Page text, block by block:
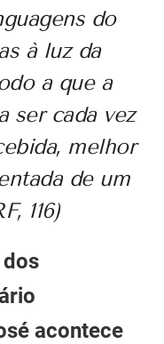
do
à luz da
a que a
ser cada vez
melhor
de um
116)
acontece